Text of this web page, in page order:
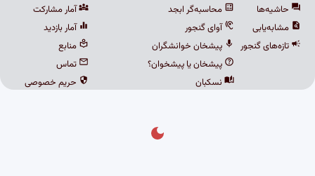
حاشیه‌ها
مشابه‌یابی
تازه‌های گنجور
محاسبه‌گر ابجد
آوای گنجور
پیشخان خوانشگران
پیشخان یا پیشخوان؟
نسکبان
آمار مشارکت
آمار بازدید
منابع
تماس
حریم خصوصی